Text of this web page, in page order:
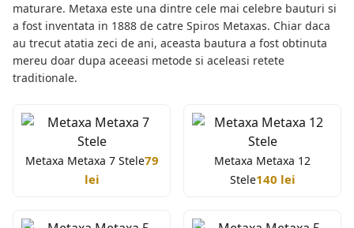
maturare. Metaxa este una dintre cele mai celebre bauturi si
a fost inventata in 1888 de catre Spiros Metaxas. Chiar daca
au trecut atatia zeci de ani, aceasta bautura a fost obtinuta
mereu doar dupa aceeasi metode si aceleasi retete
traditionale.
Metaxa Metaxa 7 Stele79
lei
Metaxa Metaxa 12
Stele140 lei